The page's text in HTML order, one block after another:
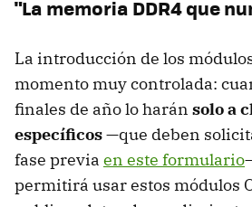
"La memoria DDR4 que
La introducción de los
momento muy controlada:
finales de año lo harán solo a
específicos—que deben
fase previa en este formulario
permitirá usar estos módulos